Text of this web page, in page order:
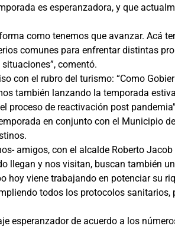
es esperanzadora, y que
como tenemos que avanzar. Acá
comunes para enfrentar distintas
comentó.
con el rubro del turismo: “Como
también lanzando la temporada
proceso de reactivación post
en conjunto con el Municipio
amigos, con el alcalde Roberto
llegan y nos visitan, buscan también
viene trabajando en potenciar su
todos los protocolos
esperanzador de acuerdo a los